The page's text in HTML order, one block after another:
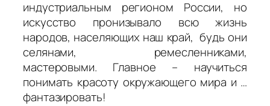
индустриальным регионом России, но
искусство пронизывало всю жизнь
народов, населяющих наш край, будь они
селянами, ремесленниками,
мастеровыми. Главное – научиться
понимать красоту окружающего мира и …
фантазировать!